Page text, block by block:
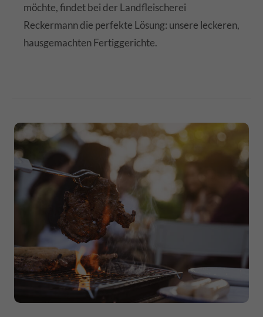
möchte, findet bei der Landfleischerei
Reckermann die perfekte Lösung: unsere leckeren,
hausgemachten Fertiggerichte.